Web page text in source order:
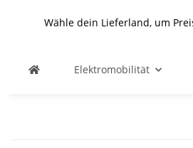
Wähle dein Lieferland, um
Elektromobilität